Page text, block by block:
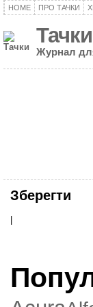
HOME ПРО ТАЧКИ
Тачки
Журнал
Зберегти